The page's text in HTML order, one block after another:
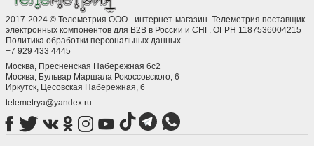
2017-2024 © Телеметрия ООО - интернет-магазин. Телеметрия поставщик
электронных компонентов для B2B в России и СНГ. ОГРН 1187536004215
Политика обработки персональных данных
+7 929 433 4445
Москва, Пресненская Набережная 6с2
Москва, ​Бульвар Маршала Рокоссовского, 6
Иркутск, ​Цесовская Набережная, 6
telemetrya@yandex.ru